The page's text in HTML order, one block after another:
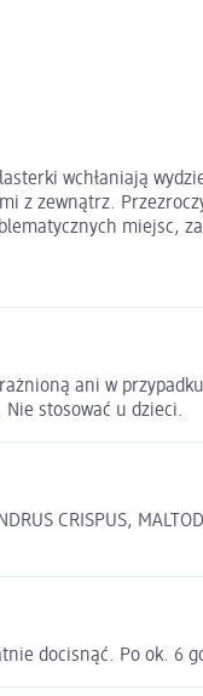
wchłaniają
z zewnątrz.
miejsc,
ani w
stosować u dzieci.
CRISPUS,
docisnąć. Po ok. 6